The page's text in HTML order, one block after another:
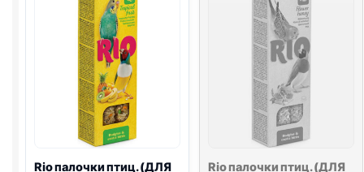
МЕД,
ОРЕХИ)
75г
2шт
СЕМЕНА)
40г
2шт
Rioпалочки птиц. (ДЛЯ
Rioпалочки птиц. (ДЛЯ